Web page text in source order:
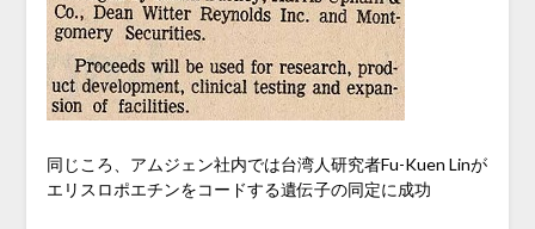
同じころ、アムジェン社内では台湾人研究者Fu-Kuen Linが
エリスロポエチンをコードする遺伝子の同定に成功